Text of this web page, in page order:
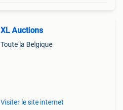
XL Auctions
Toute la Belgique
Visiter le site internet